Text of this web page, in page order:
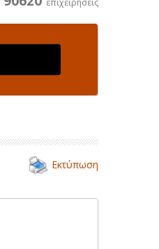
επιχειρήσεις
Εκτύπωση